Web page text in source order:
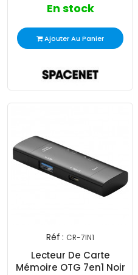
En stock
Ajouter Au Panier
Réf : CR-7IN1
Lecteur De Carte
Mémoire OTG 7en1 Noir